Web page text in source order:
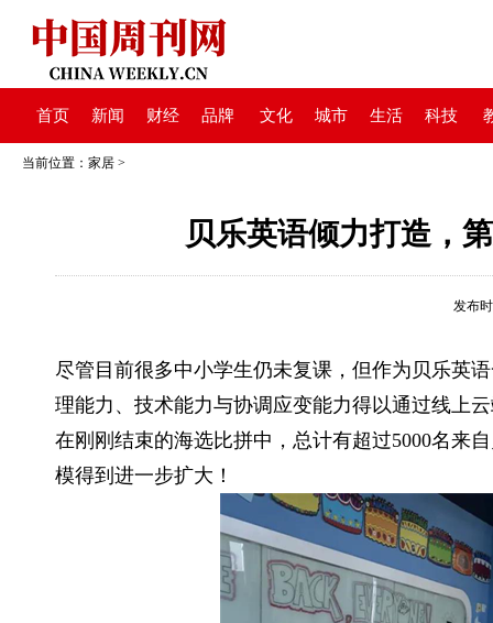
首页 新闻 财经 品牌 文化 城市 生活 科技
当前位置： 家居 >
贝乐英语倾力打造，
发布
尽管目前很多中小学生仍未复课，但作为贝乐英
理能力、技术能力与协调应变能力得以通过线上
在刚刚结束的海选比拼中，总计有超过5000名来
模得到进一步扩大！